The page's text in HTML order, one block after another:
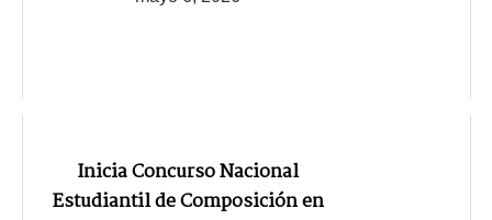
Inicia Concurso Nacional
Estudiantil de Composición en